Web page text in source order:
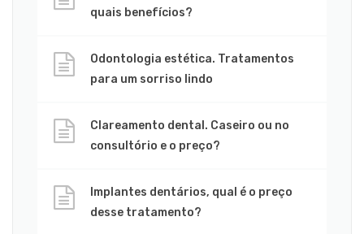
quais benefícios?
Odontologia estética. Tratamentos
para um sorriso lindo
Clareamento dental. Caseiro ou no
consultório e o preço?
Implantes dentários, qual é o preço
desse tratamento?